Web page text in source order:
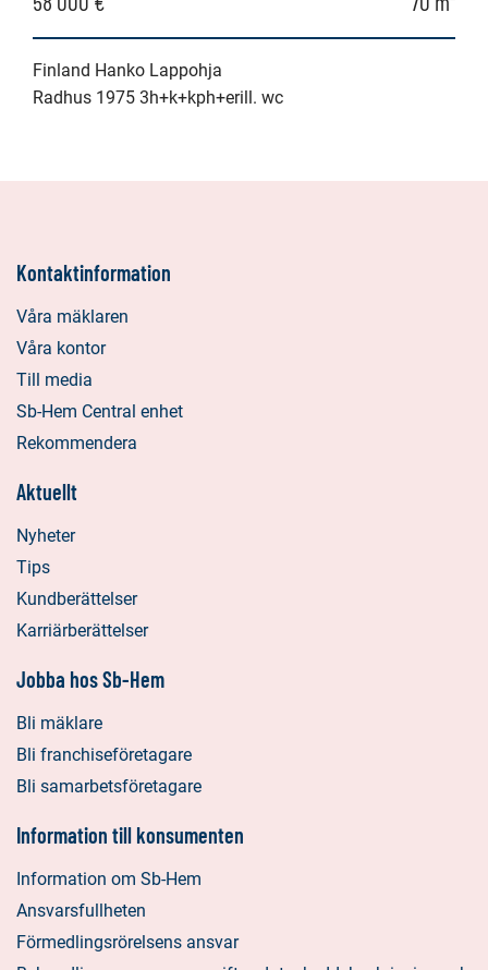
Finland Hanko Lappohja
Radhus 1975 3h+k+kph+erill. wc
Kontaktinformation
Våra mäklaren
Våra kontor
Till media
Sb-Hem Central enhet
Rekommendera
Aktuellt
Nyheter
Tips
Kundberättelser
Karriärberättelser
Jobba hos Sb-Hem
Bli mäklare
Bli franchiseföretagare
Bli samarbetsföretagare
Information till konsumenten
Information om Sb-Hem
Ansvarsfullheten
Förmedlingsrörelsens ansvar